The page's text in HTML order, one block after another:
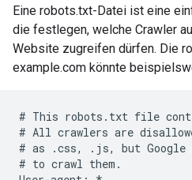
Eine robots.txt-Datei ist eine
die festlegen, welche Crawler
Website zugreifen dürfen. Die
example.com könnte
# This robots.txt file
# All crawlers are
# as .css, .js, but Google
# to crawl them.